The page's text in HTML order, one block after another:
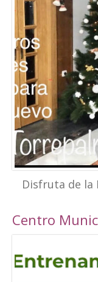
Disfruta de la
encantador
localidad. Este